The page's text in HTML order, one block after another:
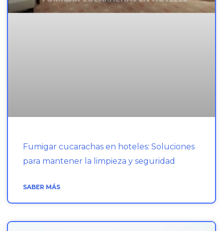
Fumigar cucarachas en hoteles: Soluciones
para mantener la limpieza y seguridad
SABER MÁS